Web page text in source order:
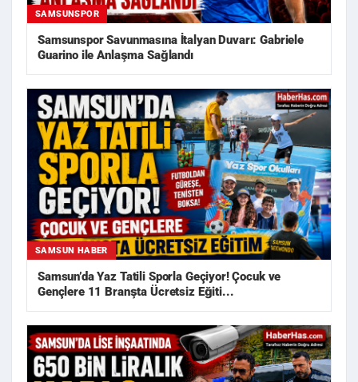
SAMSUNSPOR
Samsunspor Savunmasına İtalyan Duvarı: Gabriele
Guarino ile Anlaşma Sağlandı
SAMSUN HABER
Samsun’da Yaz Tatili Sporla Geçiyor! Çocuk ve
Gençlere 11 Branşta Ücretsiz Eğiti...